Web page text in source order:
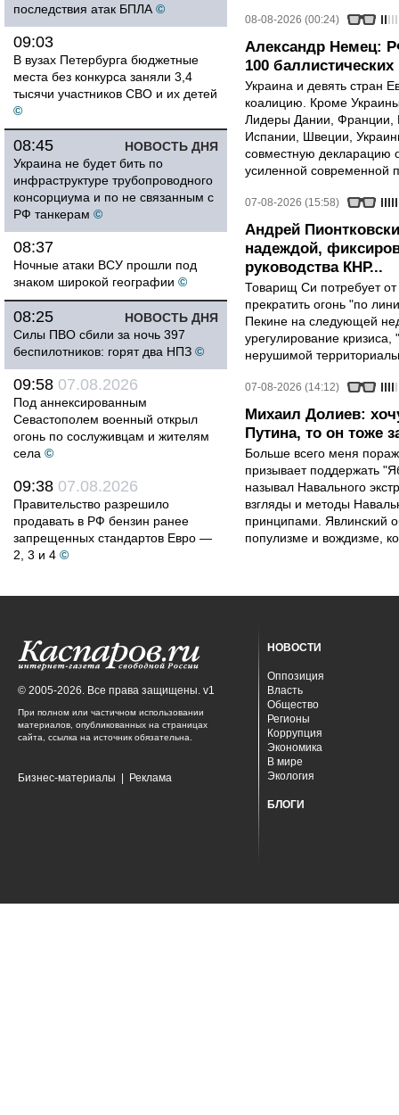
последствия атак БПЛА ©
09:03
В вузах Петербурга бюджетные
места без конкурса заняли 3,4
тысячи участников СВО и их детей
©
НОВОСТЬ ДНЯ
08:45
Украина не будет бить по
инфраструктуре трубопроводного
консорциума и по не связанным с
РФ танкерам ©
08:37
Ночные атаки ВСУ прошли под
знаком широкой географии ©
НОВОСТЬ ДНЯ
08:25
Силы ПВО сбили за ночь 397
беспилотников: горят два НПЗ ©
09:58 07.08.2026
Под аннексированным
Севастополем военный открыл
огонь по сослуживцам и жителям
села ©
09:38 07.08.2026
Правительство разрешило
продавать в РФ бензин ранее
запрещенных стандартов Евро —
2, 3 и 4 ©
08-08-2026 (00:24)
Александр Немец:
100 баллистических
Украина и девять стран
коалицию. Кроме
Лидеры Дании, Франции,
Испании, Швеции,
совместную декларацию
усиленной современной
07-08-2026 (15:58)
Андрей
надеждой,
руководства КНР...
Товарищ Си потребует
прекратить огонь "по
Пекине на следующей
урегулирование
нерушимой
07-08-2026 (14:12)
Михаил Долиев:
Путина, то он тоже
Больше всего меня
призывает поддержать
называл Навального
взгляды и методы
принципами. Явлинский
популизме и вождизме,
© 2005-2026. Все права защищены. v1
При полном или частичном использовании
материалов, опубликованных на страницах
сайта, ссылка на источник обязательна.
Бизнес-материалы Реклама
НОВОСТИ
Оппозиция
Власть
Общество
Регионы
Коррупция
Экономика
В мире
Экология
БЛОГИ